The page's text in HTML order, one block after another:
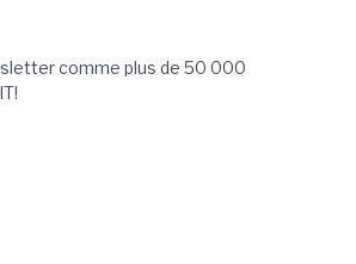
comme plus de 50 000